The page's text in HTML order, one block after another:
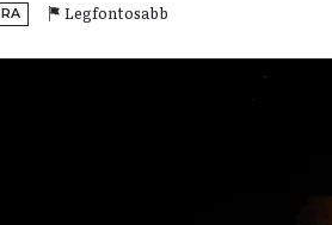
Legfontosabb